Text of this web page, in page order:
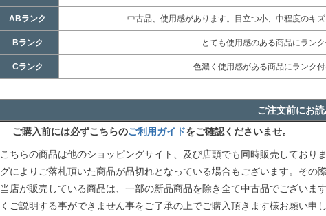
ABランク 中古品、使用感があります。目立つ小、中程度のキ
Bランク とても使用感のある商品にラン
Cランク 色濃く使用感がある商品にランク
ご注文前にお
ご購入前には必ずこちらのご利用ガイドをご確認くださいませ。
こちらの商品は他のショッピングサイト、及び店頭でも同時販売してお
グによりご落札頂いた商品が品切れとなっている場合もございます。その
当店が販売している商品は、一部の新品商品を除き全て中古品でござい
くご説明する事ができません事をご了承の上でご購入頂きます様お願い